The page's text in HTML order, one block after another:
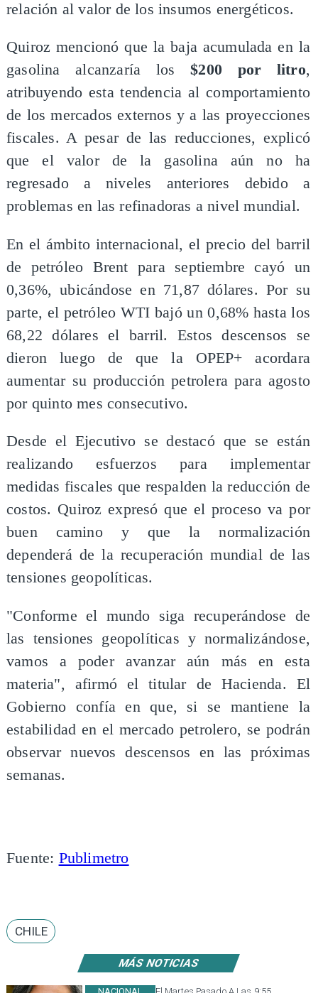
MÁS NOTICIAS
relación al valor de los insumos energéticos.
Quiroz mencionó que la baja acumulada en la
gasolina alcanzaría los$200 por litro,
atribuyendo esta tendencia al comportamiento
de los mercados externos y a las proyecciones
fiscales. A pesar de las reducciones, explicó
que el valor de la gasolina aún no ha
regresado a niveles anteriores debido a
problemas en las refinadoras a nivel mundial.
En el ámbito internacional, el precio del barril
de petróleo Brent para septiembre cayó un
0,36%, ubicándose en 71,87 dólares. Por su
parte, el petróleo WTI bajó un 0,68% hasta los
68,22 dólares el barril. Estos descensos se
dieron luego de que la OPEP+ acordara
aumentar su producción petrolera para agosto
por quinto mes consecutivo.
Desde el Ejecutivo se destacó que se están
realizando esfuerzos para implementar
medidas fiscales que respalden la reducción de
costos. Quiroz expresó que el proceso va por
buen camino y que la normalización
dependerá de la recuperación mundial de las
tensiones geopolíticas.
"Conforme el mundo siga recuperándose de
las tensiones geopolíticas y normalizándose,
vamos a poder avanzar aún más en esta
materia", afirmó el titular de Hacienda. El
Gobierno confía en que, si se mantiene la
estabilidad en el mercado petrolero, se podrán
observar nuevos descensos en las próximas
semanas.
Fuente: Publimetro
CHILE